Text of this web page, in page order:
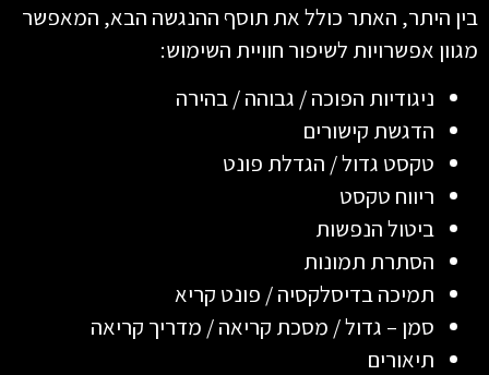
בין היתר, האתר כולל את תוסף ההנגשה הבא, המאפשר
מגוון אפשרויות לשיפור חוויית השימוש:
ניגודיות הפוכה / גבוהה / בהירה
הדגשת קישורים
טקסט גדול / הגדלת פונט
ריווח טקסט
ביטול הנפשות
הסתרת תמונות
תמיכה בדיסלקסיה / פונט קריא
סמן – גדול / מסכת קריאה / מדריך קריאה
תיאורים